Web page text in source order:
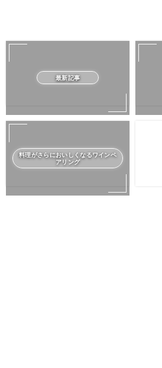
最新記事
料理がさらにおいしくなるワインペ
アリング